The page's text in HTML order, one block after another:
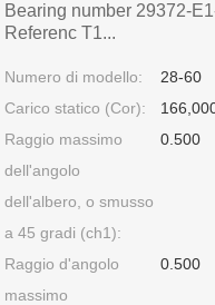
Bearing number 29372-
Referenc T1...
Numero di modello:
28-60
Carico statico (Cor):
Raggio massimo
dell'angolo
dell'albero, o smusso
a 45 gradi (ch1):
0.500
Raggio d'angolo
massimo
0.500